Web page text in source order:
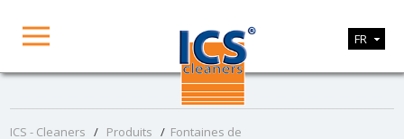
FR
ICS - Cleaners / Produits / Fontaines de